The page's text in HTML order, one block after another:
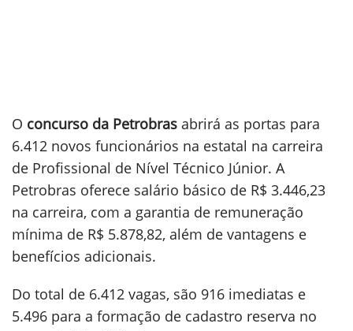
O concurso da Petrobras abrirá as portas para
6.412 novos funcionários na estatal na carreira
de Profissional de Nível Técnico Júnior. A
Petrobras oferece salário básico de R$ 3.446,23
na carreira, com a garantia de remuneração
mínima de R$ 5.878,82, além de vantagens e
benefícios adicionais.
Do total de 6.412 vagas, são 916 imediatas e
5.496 para a formação de cadastro reserva no